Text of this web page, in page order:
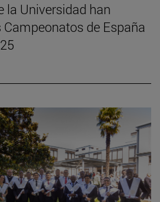
la Universidad han
de España